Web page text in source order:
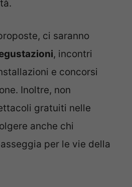
ci saranno
, incontri
e concorsi
Inoltre, non
gratuiti nelle
anche chi
per le vie della